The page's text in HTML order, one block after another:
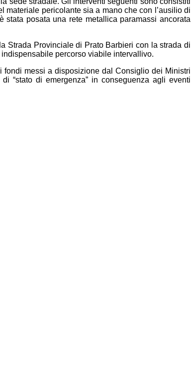
pericolante sia a mano che con l’ausilio di
posata una rete metallica paramassi ancorata
Strada Provinciale di Prato Barbieri con la strada di
percorso viabile intervallivo.
fondi messi a disposizione dal Consiglio dei Ministri
“stato di emergenza” in conseguenza agli eventi